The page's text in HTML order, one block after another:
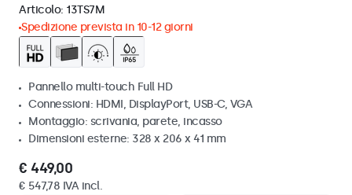
Articolo: 13TS7M
Spedizione prevista in 10-12 giorni
Pannello multi-touch Full HD
Connessioni: HDMI, DisplayPort, USB-C, VGA
Montaggio: scrivania, parete, incasso
Dimensioni esterne: 328 x 206 x 41 mm
€ 449,00
€ 547,78 IVA incl.